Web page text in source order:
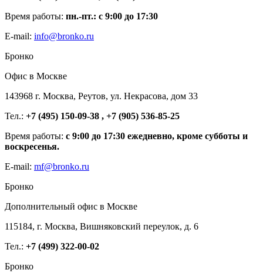
Время работы: пн.-пт.: с 9:00 до 17:30
E-mail: info@bronko.ru
Бронко
Офис в Москве
143968 г. Москва, Реутов, ул. Некрасова, дом 33
Тел.: +7 (495) 150-09-38 , +7 (905) 536-85-25
Время работы: с 9:00 до 17:30 ежедневно, кроме субботы и
воскресенья.
E-mail: mf@bronko.ru
Бронко
Дополнительный офис в Москве
115184, г. Москва, Вишняковский переулок, д. 6
Тел.: +7 (499) 322-00-02
Бронко